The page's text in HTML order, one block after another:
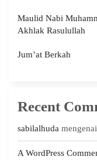
Maulid Nabi
Akhlak Rasulullah
Jum’at Berkah
Recent
sabilalhuda mengenai
A WordPress